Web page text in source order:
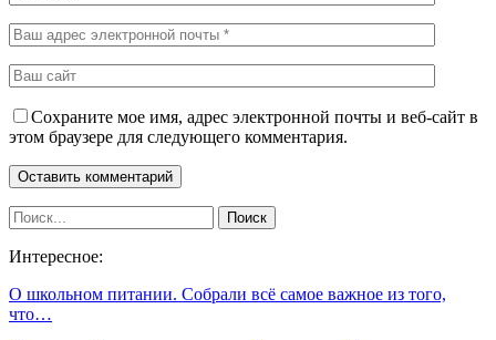
Сохраните мое имя, адрес электронной почты и веб-сайт в
этом браузере для следующего комментария.
Интересное:
О школьном питании. Собрали всё самое важное из того,
что…